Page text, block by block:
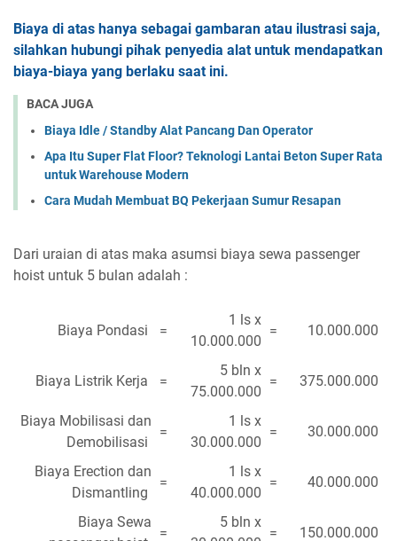
Biaya di atas hanya sebagai gambaran atau ilustrasi saja,
silahkan hubungi pihak penyedia alat untuk mendapatkan
biaya-biaya yang berlaku saat ini.
BACA JUGA
Biaya Idle / Standby Alat Pancang Dan Operator
Apa Itu Super Flat Floor? Teknologi Lantai Beton Super Rata
untuk Warehouse Modern
Cara Mudah Membuat BQ Pekerjaan Sumur Resapan
Dari uraian di atas maka asumsi biaya sewa passenger
hoist untuk 5 bulan adalah :
Biaya Pondasi =
1 ls x
10.000.000
= 10.000.000
Biaya Listrik Kerja =
5 bln x
75.000.000
= 375.000.000
Biaya Mobilisasi dan
Demobilisasi
=
1 ls x
30.000.000
= 30.000.000
Biaya Erection dan
Dismantling
=
1 ls x
40.000.000
= 40.000.000
Biaya Sewa
=
5 bln x
= 150.000.000